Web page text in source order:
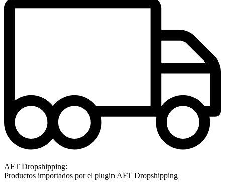
AFT Dropshipping:
Productos importados por el plugin AFT Dropshipping